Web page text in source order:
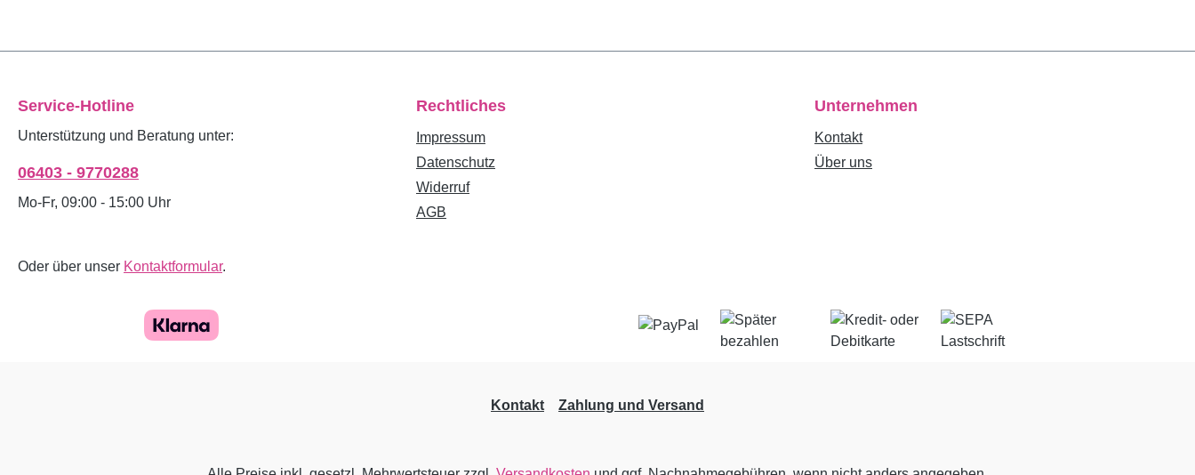
Service-Hotline
Unterstützung und Beratung unter:
06403 - 9770288
Mo-Fr, 09:00 - 15:00 Uhr
Oder über unser Kontaktformular.
Rechtliches
Impressum
Datenschutz
Widerruf
AGB
Unternehmen
Kontakt
Über uns
Kontakt Zahlung und Versand